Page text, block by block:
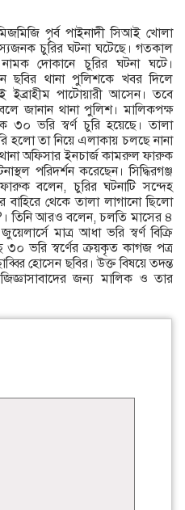
মিজমিজি পৃর্ব পাইনাদী সিআই খোলা
চুরির ঘটনা ঘটেছে। গতকাল
দোকানে চুরির ঘটনা ঘটে।
ছবির থানা পুলিশকে খবর দিলে
ইব্রাহীম পাটোয়ারী আসেন। তবে
জানান থানা পুলিশ। মালিকপক্ষ
৩০ ভরি স্বর্ণ চুরি হয়েছে। তালা
হলো তা নিয়ে এলাকায় চলছে নানা
থানা অফিসার ইনচার্জ কামরুল ফারুক
পরিদর্শন করেছেন। সিদ্ধিরগঞ্জ
বলেন, চুরির ঘটনাটি সন্দেহ
বাহিরে থেকে তালা লাগানো ছিলো
তিনি আরও বলেন, চলতি মাসের ৪
মাত্র আধা ভরি স্বর্ণ বিক্রি
৩০ ভরি স্বর্ণের ক্রয়কৃত কাগজ পত্র
হোসেন ছবির। উক্ত বিষয়ে তদন্ত
জন্য মালিক ও তার